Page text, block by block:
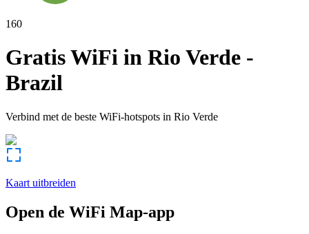
160
Gratis WiFi in Rio Verde -
Brazil
Verbind met de beste WiFi-hotspots in Rio Verde
Kaart uitbreiden
Open de WiFi Map-app